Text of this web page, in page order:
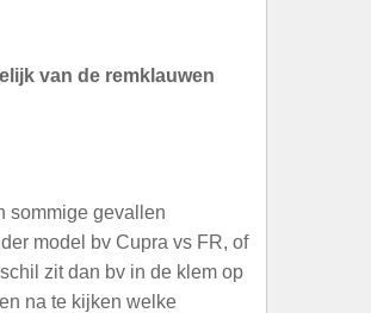
van de remklauwen
sommige gevallen
model bv Cupra vs FR, of
zit dan bv in de klem op
na te kijken welke